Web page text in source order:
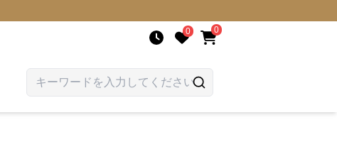
0 0